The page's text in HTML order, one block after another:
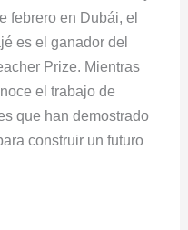
febrero en Dubái, el
es el ganador del
Prize. Mientras
el trabajo de
que han demostrado
construir un futuro